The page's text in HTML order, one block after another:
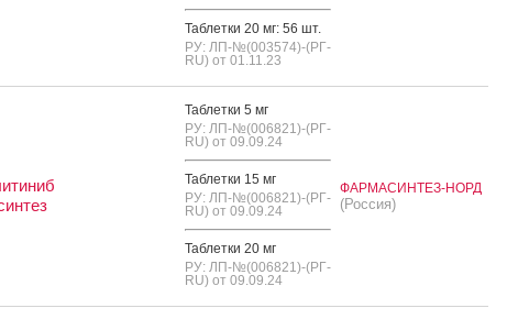
Таб­летки 20 мг: 56 шт.
РУ: ЛП-№(003574)-(РГ-
RU) от 01.11.23
Таб­летки 5 мг
РУ: ЛП-№(006821)-(РГ-
RU) от 09.09.24
Таб­летки 15 мг
РУ: ЛП-№(006821)-(РГ-
RU) от 09.09.24
Таб­летки 20 мг
РУ: ЛП-№(006821)-(РГ-
RU) от 09.09.24
ФАРМАСИНТЕЗ-НОРД
(Россия)